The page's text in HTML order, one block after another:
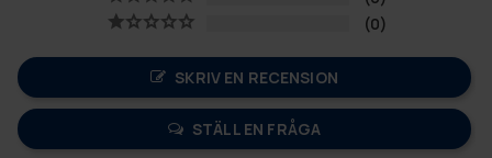
0
SKRIV EN RECENSION
STÄLL EN FRÅGA